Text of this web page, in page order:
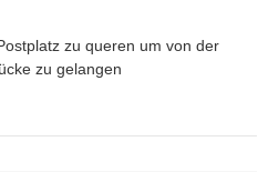
zu queren um von der
zu gelangen